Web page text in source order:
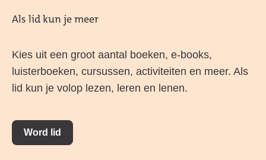
Als lid kun je meer
Kies uit een groot aantal boeken, e-books,
luisterboeken, cursussen, activiteiten en meer. Als
lid kun je volop lezen, leren en lenen.
Word lid